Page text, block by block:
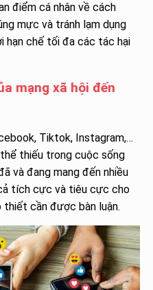
điểm cá nhân về cách
mực và tránh lạm dụng
hạn chế tối đa các tác hại
mạng xã hội đến
Tiktok, Instagram,…
thiếu trong cuộc sống
và đang mang đến nhiều
tích cực và tiêu cực cho
thiết cần được bàn luận.